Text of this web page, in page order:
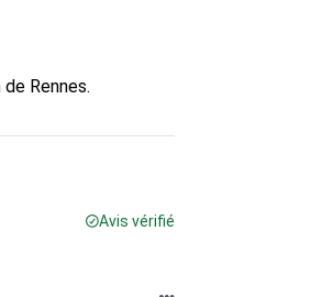
Rennes.
Avis vérifié